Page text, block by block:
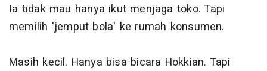
Ia tidak mau hanya ikut menjaga toko. Tapi
memilih 'jemput bola' ke rumah konsumen.
Masih kecil. Hanya bisa bicara Hokkian. Tapi